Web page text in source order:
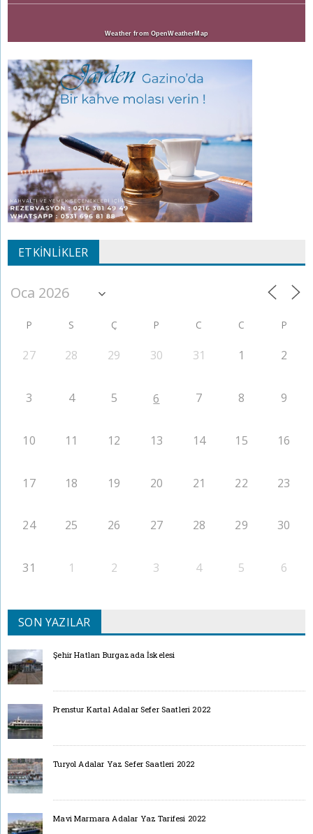
Weather from OpenWeatherMap
ETKINLIKLER
P S Ç P C C P
27 28 29 30 31 1 2
3 4 5 6 7 8 9
10 11 12 13 14 15 16
17 18 19 20 21 22 23
24 25 26 27 28 29 30
31 1 2 3 4 5 6
SON YAZILAR
Şehir Hatları Burgazada İskelesi
Prenstur Kartal Adalar Sefer Saatleri 2022
Turyol Adalar Yaz Sefer Saatleri 2022
Mavi Marmara Adalar Yaz Tarifesi 2022